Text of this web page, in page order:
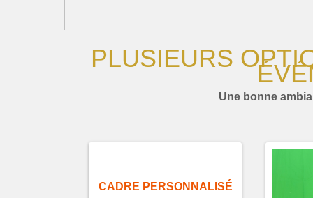
PLUSIEURS
Une bonne
CADRE PERSONNALISÉ